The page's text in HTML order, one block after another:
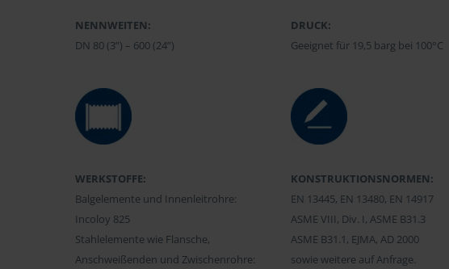
NENNWEITEN:
DN 80 (3”) – 600 (24”)
DRUCK:
Geeignet für 19,5 barg bei 100°C
WERKSTOFFE:
Balgelemente und Innenleitrohre:
Incoloy 825
Stahlelemente wie Flansche,
Anschweißenden und Zwischenrohre:
KONSTRUKTIONSNORMEN:
EN 13445, EN 13480, EN 14917
ASME VIII, Div. I, ASME B31.3
ASME B31.1, EJMA, AD 2000
sowie weitere auf Anfrage.